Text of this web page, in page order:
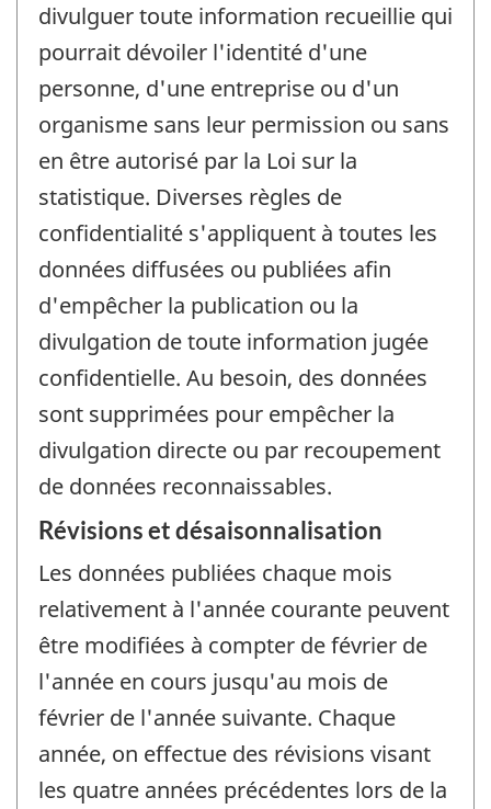
divulguer toute information recueillie qui
pourrait dévoiler l'identité d'une
personne, d'une entreprise ou d'un
organisme sans leur permission ou sans
en être autorisé par la Loi sur la
statistique. Diverses règles de
confidentialité s'appliquent à toutes les
données diffusées ou publiées afin
d'empêcher la publication ou la
divulgation de toute information jugée
confidentielle. Au besoin, des données
sont supprimées pour empêcher la
divulgation directe ou par recoupement
de données reconnaissables.
Révisions et désaisonnalisation
Les données publiées chaque mois
relativement à l'année courante peuvent
être modifiées à compter de février de
l'année en cours jusqu'au mois de
février de l'année suivante. Chaque
année, on effectue des révisions visant
les quatre années précédentes lors de la